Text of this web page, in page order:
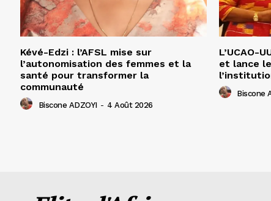
Kévé-Edzi : l’AFSL mise sur
l’autonomisation des femmes et la
santé pour transformer la
communauté
Biscone ADZOYI - 4 Août 2026
L’UCAO-
et lance
Biscone